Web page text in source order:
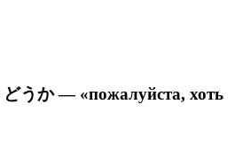
どうか — «пожалуйста, хоть